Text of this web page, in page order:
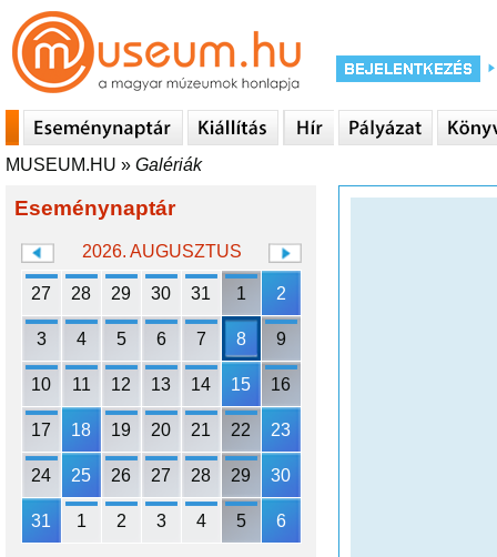
MUSEUM.HU » Galériák
Eseménynaptár
2026. AUGUSZTUS
27 28 29 30 31 1 2
3 4 5 6 7 8 9
10 11 12 13 14 15 16
17 18 19 20 21 22 23
24 25 26 27 28 29 30
31 1 2 3 4 5 6